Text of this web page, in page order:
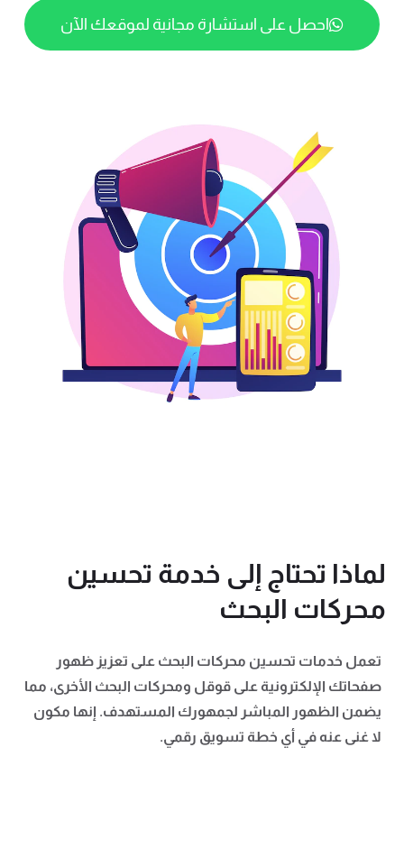
احصل على استشارة مجانية لموقعك الآن
لماذا تحتاج إلى خدمة تحسين
محركات البحث
تعمل خدمات تحسين محركات البحث على تعزيز ظهور
صفحاتك الإلكترونية على قوقل ومحركات البحث الأخرى، مما
يضمن الظهور المباشر لجمهورك المستهدف. إنها مكون
لا غنى عنه في أي خطة تسويق رقمي.